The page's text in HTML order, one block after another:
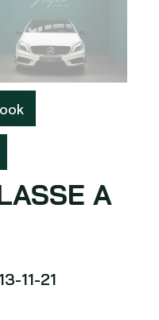
A
11-21